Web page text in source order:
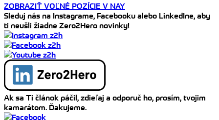
ZOBRAZIŤ VOĽNÉ POZÍCIE V NAY
Sleduj nás na Instagrame, Facebooku alebo LinkedIne, aby
ti neušli žiadne Zero2Hero novinky!
Ak sa Ti článok páčil, zdieľaj a odporuč ho, prosím, tvojim
kamarátom. Ďakujeme.